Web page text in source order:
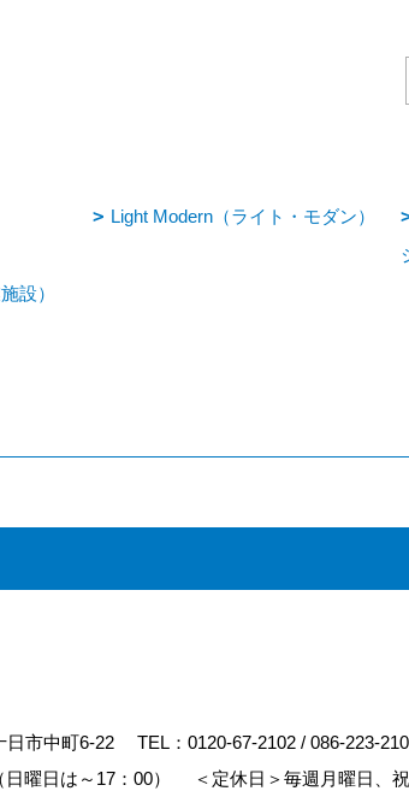
Light Modern（ライト・モダン）
設）
日市中町6-22 TEL： 0120-67-2102 / 086-223-
日曜日は～17：00）
＜定休日＞毎週月曜日、